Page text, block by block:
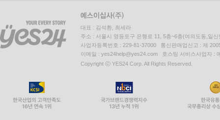
대표 : 김석환, 최세라
주소 : 서울시 영등포구 은행로 11, 5층~6층(여의도동,일신
사업자등록번호 : 229-81-37000 통신판매업신고 : 제
이메일 : yes24help@yes24.com 호스팅 서비스사업자 :
Copyright ⓒ YES24 Corp. All Rights Reserved.